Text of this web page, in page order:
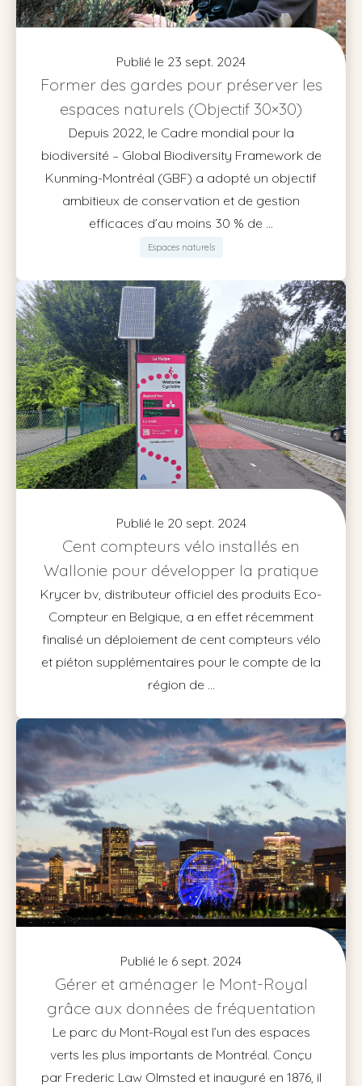
Publié le 23 sept. 2024
Former des gardes pour préserver les
espaces naturels (Objectif 30×30)
Depuis 2022, le Cadre mondial pour la
biodiversité – Global Biodiversity Framework de
Kunming-Montréal (GBF) a adopté un objectif
ambitieux de conservation et de gestion
efficaces d’au moins 30 % de ...
Espaces naturels
Publié le 20 sept. 2024
Cent compteurs vélo installés en
Wallonie pour développer la pratique
Krycer bv, distributeur officiel des produits Eco-
Compteur en Belgique, a en effet récemment
finalisé un déploiement de cent compteurs vélo
et piéton supplémentaires pour le compte de la
région de ...
Publié le 6 sept. 2024
Gérer et aménager le Mont-Royal
grâce aux données de fréquentation
Le parc du Mont-Royal est l’un des espaces
verts les plus importants de Montréal. Conçu
par Frederic Law Olmsted et inauguré en 1876, il